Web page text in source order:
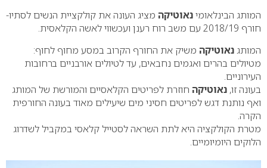
המותג הבינלאומינאוטיקה מציג העונה את קולקציית הנשים לסתיו-
חורף 2018/19 עם משב רוח רענן ועכשווי לאשה הקלאסית.
המותגנאוטיקה משיק את החורף הקרוב במסע מחוף לחוף:
מטיולים בהרים ואגמים נחבאים, עד לטיולים אורבניים ברחובות
העירוניים.
בעונה זו, נאוטיקה חוזרת לפריטים הקלאסיים והמורשת של המותג
ואף נותנת דגש לפריטים חסיני מים שיעילים מאוד בעונה החורפית
הקרה.
מטרת הקולקציה היא לתת השראה לסטייל קלאסי במקביל לשדרוג
הלוקים היומיומיים.